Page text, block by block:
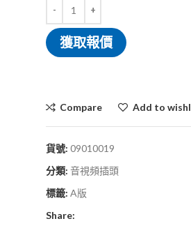
獲取報價
Compare Add to
貨號: 09010019
分類: 音視頻插頭
標籤: A版
Share: